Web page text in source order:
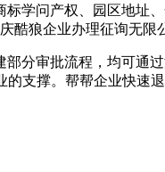
标学问产权、园区地址
酷狼企业办理征询无
审批流程，均可通过
的支撑。帮帮企业快速